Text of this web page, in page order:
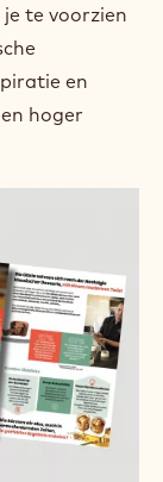
te voorzien
en
hoger